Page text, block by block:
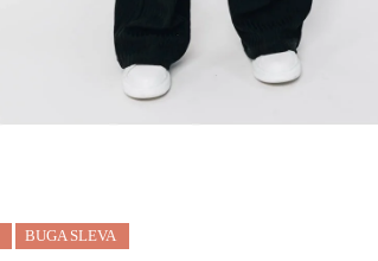
BUGA SLEVA